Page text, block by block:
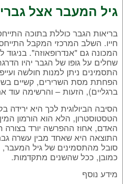
גיל המעבר אצל
בריאות הגבר כוללת בתוכה
חייו. השלב המרכזי המקבל
המכונה גם "אנדרופאוזה". בניגוד
שחלים על גופו של הגבר יהיו
התסמינים ניתן למנות חולשה
הפחתת מסת השרירים, קשיים
ברגליים), הזעות – והרשימה עוד
הסיבה הביולוגית לכך היא
האדם, אחוז ההפרשה יורד בצורה
סובל מהתסמינים של גיל
כמובן, ככל שהשנים מתקדמות.
מידע נוסף